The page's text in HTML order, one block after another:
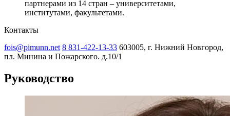
партнерами из 14 стран – университетами,
институтами, факультетами.
Контакты
fois@pimunn.net 8 831-422-13-33 603005, г. Нижний Новгород,
пл. Минина и Пожарского. д.10/1
Руководство